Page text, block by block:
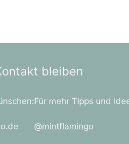
bleiben
Für mehr Tipps und
@mintflamingo